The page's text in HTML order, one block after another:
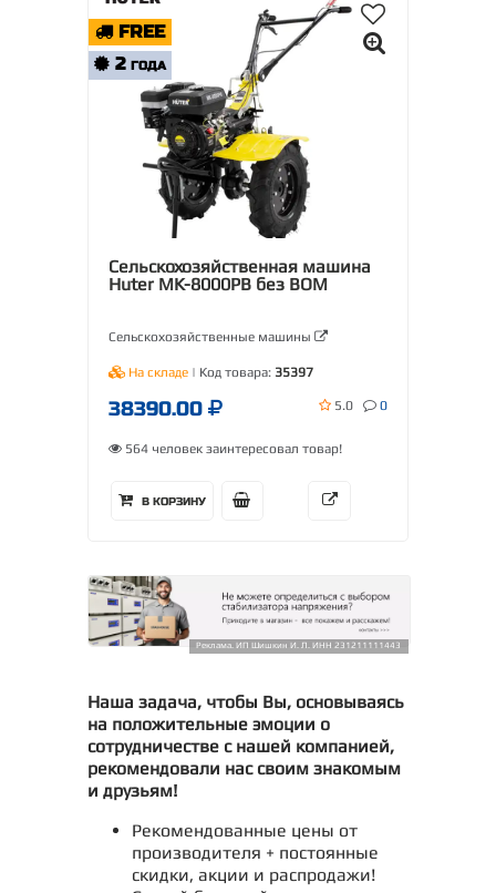
FREE
2 ГОДА
Сельскохозяйственная машина
Huter MK-8000PВ без ВОМ
Сельскохозяйственные машины
На складе | Код товара: 35397
38390.00 5.0 0
564 человек заинтересовал товар!
В КОРЗИНУ
Реклама. ИП Шишкин И. Л. ИНН 231211111443
Наша задача, чтобы Вы, основываясь
на положительные эмоции о
сотрудничестве с нашей компанией,
рекомендовали нас своим знакомым
и друзьям!
Рекомендованные цены от
производителя + постоянные
скидки, акции и распродажи!